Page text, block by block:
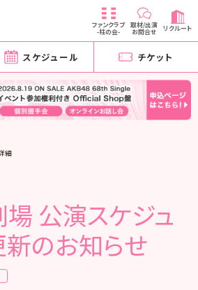
ファンクラブ
-柱の会-
取材/出演
お問合せ リクルート
スケジュール チケット
細
公演スケジュ
のお知らせ